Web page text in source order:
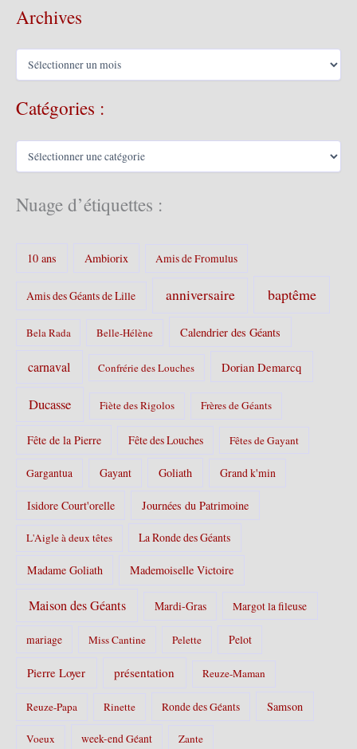
Archives
h
s
Catégories :
C
g
Nuage d’étiquettes :
10 ans Ambiorix Amis de Fromulus
Amis des Géants de Lille anniversaire baptême
Bela Rada Belle-Hélène Calendrier des Géants
carnaval Confrérie des Louches Dorian Demarcq
Ducasse Fiète des Rigolos Frères de Géants
Fête de la Pierre Fête des Louches Fêtes de Gayant
Gargantua Gayant Goliath Grand k'min
Isidore Court'orelle Journées du Patrimoine
L'Aigle à deux têtes La Ronde des Géants
Madame Goliath Mademoiselle Victoire
Maison des Géants Mardi-Gras Margot la fileuse
mariage Miss Cantine Pelette Pelot
Pierre Loyer présentation Reuze-Maman
Reuze-Papa Rinette Ronde des Géants Samson
Voeux week-end Géant Zante